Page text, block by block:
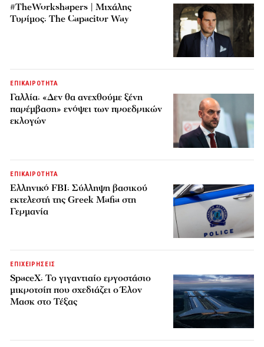
#TheWorkshapers | Μιχάλης
Τυρίμος: The Capacitor Way
ΕΠΙΚΑΙΡΟΤΗΤΑ
Γαλλία: «Δεν θα ανεχθούμε ξένη
παρέμβαση» ενόψει των προεδρικών
εκλογών
ΕΠΙΚΑΙΡΟΤΗΤΑ
Ελληνικό FBI: Σύλληψη βασικού
εκτελεστή της Greek Mafia στη
Γερμανία
ΕΠΙΧΕΙΡΗΣΕΙΣ
SpaceX: Το γιγαντιαίο εργοστάσιο
μικροτσίπ που σχεδιάζει ο Έλον
Μασκ στο Τέξας